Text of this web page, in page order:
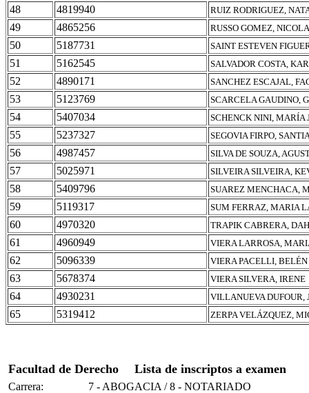
48 4819940 RUIZ RODRIGUEZ,
49 4865256 RUSSO GOMEZ,
50 5187731 SAINT ESTEVEN
51 5162545 SALVADOR COSTA,
52 4890171 SANCHEZ ESCAJAL,
53 5123769 SCARCELA GAUDINO,
54 5407034 SCHENCK NINI, MARÍA
55 5237327 SEGOVIA FIRPO,
56 4987457 SILVA DE SOUZA,
57 5025971 SILVEIRA SILVEIRA,
58 5409796 SUAREZ MENCHACA,
59 5119317 SUM FERRAZ, MARIA
60 4970320 TRAPIK CABRERA,
61 4960949 VIERA LARROSA,
62 5096339 VIERA PACELLI,
63 5678374 VIERA SILVERA, IRENE
64 4930231 VILLANUEVA DUFOUR,
65 5319412 ZERPA VELÁZQUEZ,
Facultad de Derecho Lista de inscriptos a examen
Carrera:
7 - ABOGACIA / 8 - NOTARIADO